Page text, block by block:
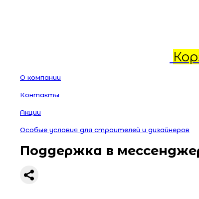
О компании
Контакты
Акции
Особые условия для строителей и дизайнеров
Поддержка в